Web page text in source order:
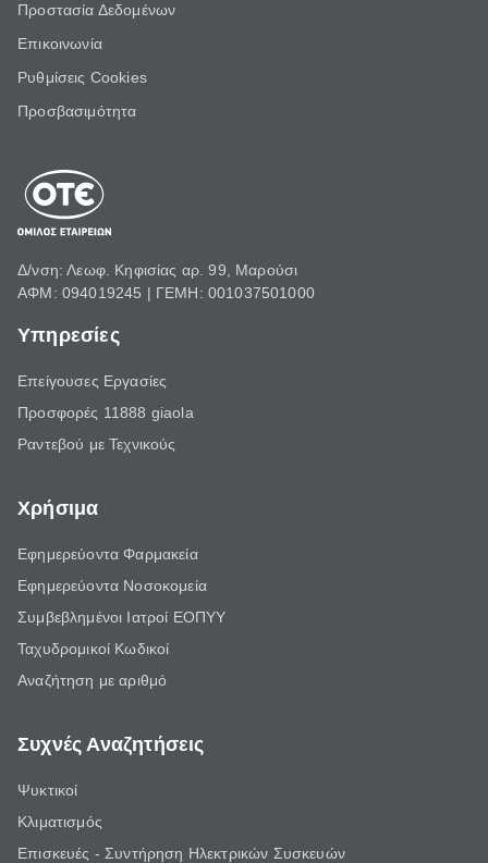
Προστασία Δεδομένων
Επικοινωνία
Ρυθμίσεις Cookies
Προσβασιμότητα
Δ/νση: Λεωφ. Κηφισίας αρ. 99, Μαρούσι
ΑΦΜ: 094019245 | ΓΕΜΗ: 001037501000
Υπηρεσίες
Επείγουσες Εργασίες
Προσφορές 11888 giaola
Ραντεβού με Τεχνικούς
Χρήσιμα
Εφημερεύοντα Φαρμακεία
Εφημερεύοντα Νοσοκομεία
Συμβεβλημένοι Ιατροί ΕΟΠΥΥ
Ταχυδρομικοί Κωδικοί
Αναζήτηση με αριθμό
Συχνές Αναζητήσεις
Ψυκτικοί
Κλιματισμός
Επισκευές - Συντήρηση Ηλεκτρικών Συσκευών